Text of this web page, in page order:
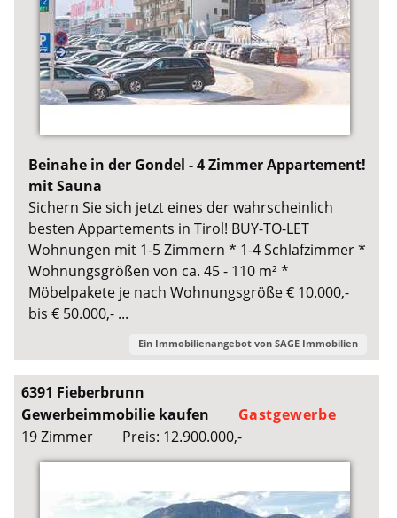
Beinahe in der Gondel - 4 Zimmer Appartement!
mit Sauna
Sichern Sie sich jetzt eines der wahrscheinlich
besten Appartements in Tirol! BUY-TO-LET
Wohnungen mit 1-5 Zimmern * 1-4 Schlafzimmer *
Wohnungsgrößen von ca. 45 - 110 m² *
Möbelpakete je nach Wohnungsgröße € 10.000,-
bis € 50.000,- ...
Ein Immobilienangebot von SAGE Immobilien
6391 Fieberbrunn
Gewerbeimmobilie kaufen
Gastgewerbe
19 Zimmer
Preis: 12.900.000,-